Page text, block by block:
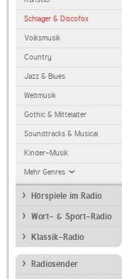
Schlager & Discofox
Volksmusik
Country
Jazz & Blues
Weltmusik
Gothic & Mittelalter
Soundtracks & Musical
Kinder-Musik
Mehr Genres
Hörspiele im Radio
Wort- & Sport-Radio
Klassik-Radio
Radiosender